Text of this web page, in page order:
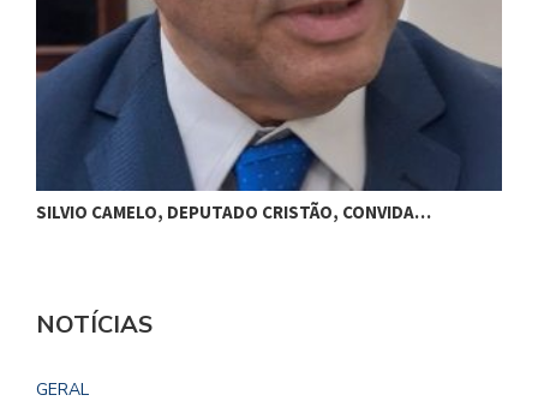
SILVIO CAMELO, DEPUTADO CRISTÃO, CONVIDA…
NOTÍCIAS
GERAL